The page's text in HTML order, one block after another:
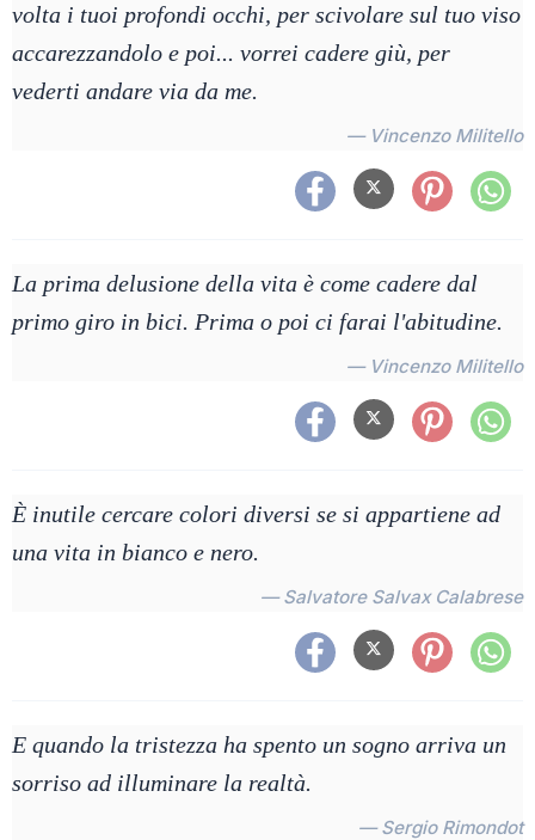
volta i tuoi profondi occhi, per scivolare sul tuo viso
accarezzandolo e poi... vorrei cadere giù, per
vederti andare via da me.
— Vincenzo Militello
La prima delusione della vita è come cadere dal
primo giro in bici. Prima o poi ci farai l'abitudine.
— Vincenzo Militello
È inutile cercare colori diversi se si appartiene ad
una vita in bianco e nero.
— Salvatore Salvax Calabrese
E quando la tristezza ha spento un sogno arriva un
sorriso ad illuminare la realtà.
— Sergio Rimondot